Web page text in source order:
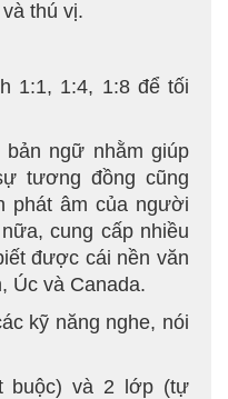
thú vị.
1:1, 1:4, 1:8 để tối
ngữ nhằm giúp
tương đồng cũng
phát âm của người
cung cấp nhiều
được cái nền văn
Úc và Canada.
kỹ năng nghe, nói
buộc) và 2 lớp (tự